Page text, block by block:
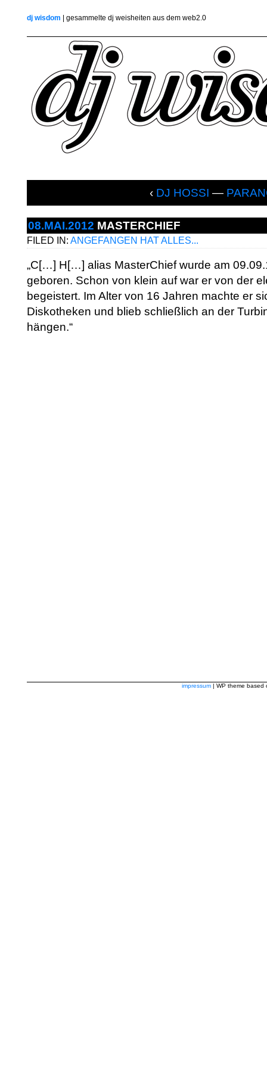
dj wisdom | gesammelte dj weisheiten aus dem web2.0
‹ DJ HOSSI —
08.MAI.2012 MASTERCHIEF
FILED IN: ANGEFANGEN HAT ALLES...
„C[…] H[…] alias MasterChief wurde am
geboren. Schon von klein auf war er von der
begeistert. Im Alter von 16 Jahren machte er
Diskotheken und blieb schließlich an der
hängen.“
impressum | WP theme based